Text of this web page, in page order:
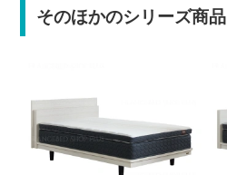
そのほかのシリーズ商品